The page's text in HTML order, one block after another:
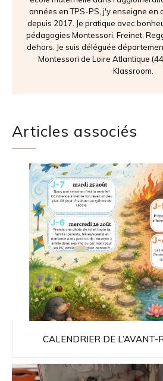
années en TPS-PS, j'y enseigne en
depuis 2017. Je pratique avec
pédagogies Montessori, Freinet,
dehors. Je suis déléguée
Montessori de Loire Atlantique
Klassroom.
Articles associés
CALENDRIER DE L’AVANT-